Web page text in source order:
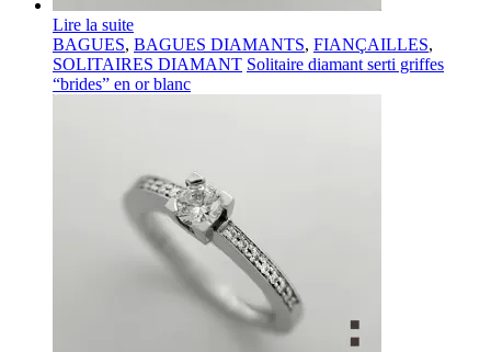
Lire la suite
BAGUES, BAGUES DIAMANTS, FIANÇAILLES,
SOLITAIRES DIAMANT Solitaire diamant serti griffes
“brides” en or blanc